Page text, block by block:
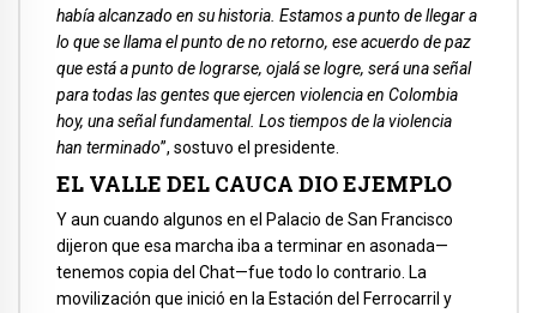
había alcanzado en su historia. Estamos a punto de llegar a
lo que se llama el punto de no retorno, ese acuerdo de paz
que está a punto de lograrse, ojalá se logre, será una señal
para todas las gentes que ejercen violencia en Colombia
hoy, una señal fundamental. Los tiempos de la violencia
han terminado”, sostuvo el presidente.
EL VALLE DEL CAUCA DIO EJEMPLO
Y aun cuando algunos en el Palacio de San Francisco
dijeron que esa marcha iba a terminar en asonada—
tenemos copia del Chat—fue todo lo contrario. La
movilización que inició en la Estación del Ferrocarril y